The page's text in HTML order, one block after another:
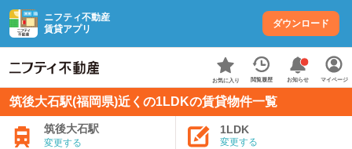
ニフティ不動産
賃貸アプリ
ダウンロード
お気に入り 閲覧履歴 お知らせ マイページ
筑後大石駅(福岡県)近くの1LDKの賃貸物件一覧
筑後大石駅
変更する
1LDK
変更する